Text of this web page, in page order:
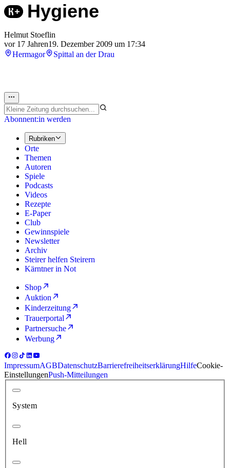
Hygiene
Helmut Stoeflin
vor 17 Jahren19. Dezember 2009 um 17:34
Hermagor
Spittal an der Drau
Abonnent:in werden
Rubriken
Orte
Themen
Autoren
Spiele
Podcasts
Videos
Rezepte
E-Paper
Club
Gewinnspiele
Newsletter
Archiv
Steirer helfen Steirern
Kärntner in Not
Shop
Auktion
Kinderzeitung
Trauerportal
Partnersuche
Werbung
ImpressumAGBDatenschutzBarrierefreiheitserklärungHilfeCookie-
EinstellungenPush-Mitteilungen
System
Hell